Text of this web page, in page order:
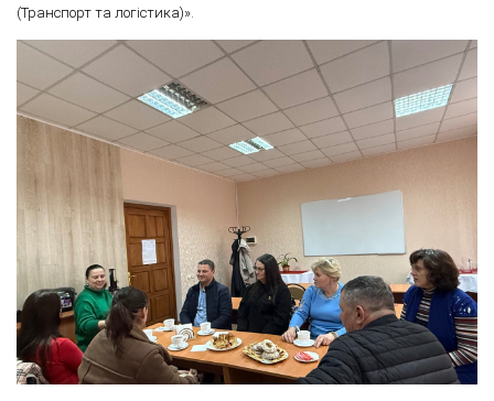
(Транспорт та логістика)».